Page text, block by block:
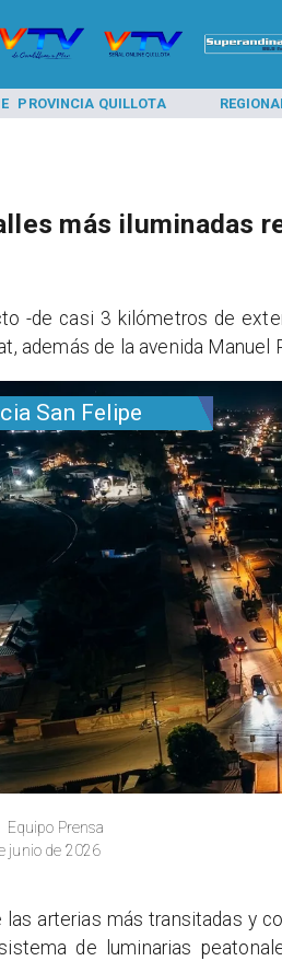
PROVINCIA QUILLOTA
San Felipe
Equipo Prensa
junio de 2026
más iluminadas
-de casi 3 kilómetros de
además de la avenida Manuel
las arterias más transitadas y
de luminarias